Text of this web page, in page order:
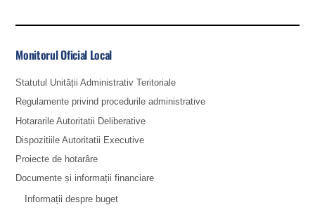
Monitorul Oficial Local
Statutul Unității Administrativ Teritoriale
Regulamente privind procedurile administrative
Hotararile Autoritatii Deliberative
Dispozitiile Autoritatii Executive
Proiecte de hotarâre
Documente și informații financiare
Informații despre buget